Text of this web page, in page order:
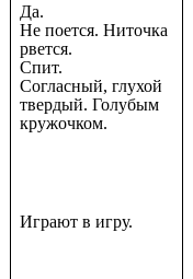
Да.
Не поется. Ниточка
рвется.
Спит.
Согласный, глухой
твердый. Голубым
кружочком.
Играют в игру.